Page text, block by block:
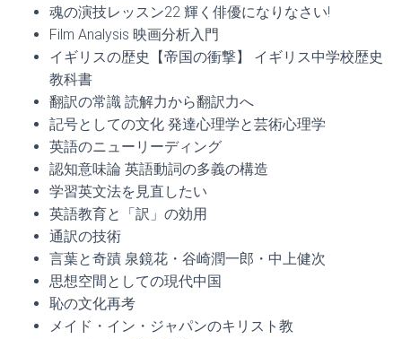
魂の演技レッスン22 輝く俳優になりなさい!
Film Analysis 映画分析入門
イギリスの歴史【帝国の衝撃】 イギリス中学校歴史
教科書
翻訳の常識 読解力から翻訳力へ
記号としての文化 発達心理学と芸術心理学
英語のニューリーディング
認知意味論 英語動詞の多義の構造
学習英文法を見直したい
英語教育と「訳」の効用
通訳の技術
言葉と奇蹟 泉鏡花・谷崎潤一郎・中上健次
思想空間としての現代中国
恥の文化再考
メイド・イン・ジャパンのキリスト教